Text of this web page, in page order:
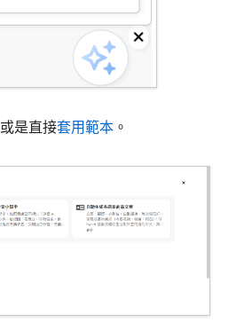
或是直接套用範本 。